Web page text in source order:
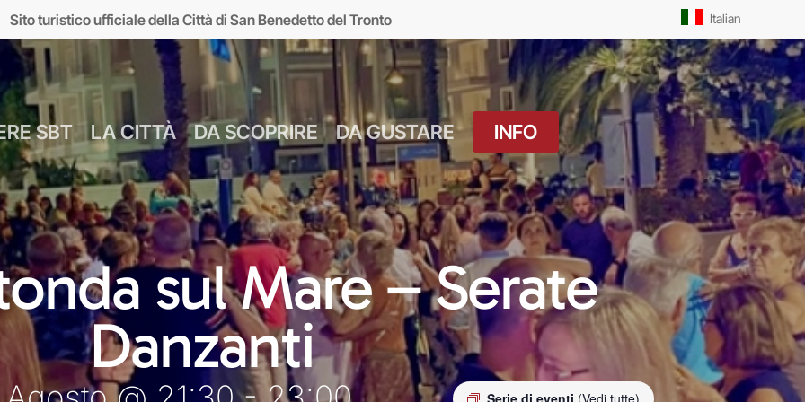
Sito turistico ufficiale della Città di San Benedetto del Tronto Italian
Luglio
Agosto
Culture
Food & Drink
Market
SBT LA CITTÀ DA SCOPRIRE
MUSEI
d’Arte sul Mare
MARE
Lungomare
Giardini sul mare
OUTDOOR
Il Molo
Pista Ciclabile
DA GUSTARE INFO
Numeri Utili
Farmacie
Parcheggi
Bus Navetta Gratuito
Come Spostarsi
Come Arrivare
Orari Messe: Feriale
Orari Messe:
Prefestivo
Orari Messe: Festivo
sul Mare – Serate
Danzanti
Serie di eventi (Vedi tutte)